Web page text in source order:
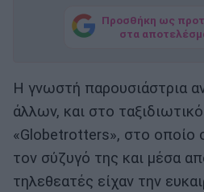
Προσθήκη ως
στα
Η γνωστή παρουσιάστρια
άλλων, και στο ταξιδιωτικό
«Globetrotters», στο οποίο
τον σύζυγό της και μέσα
τηλεθεατές είχαν την